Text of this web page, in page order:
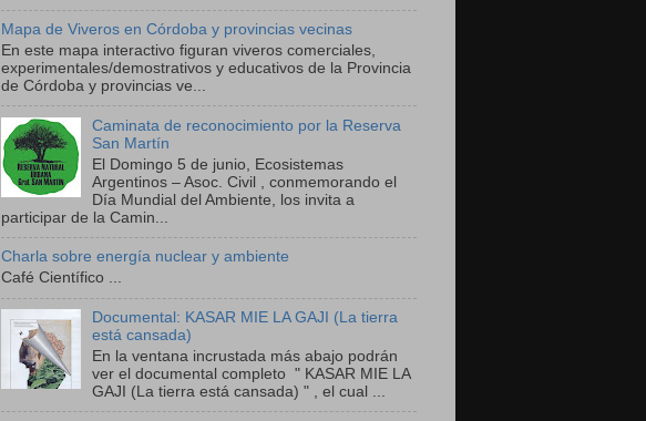
Mapa de Viveros en Córdoba y provincias vecinas
En este mapa interactivo figuran viveros comerciales,
experimentales/demostrativos y educativos de la Provincia
de Córdoba y provincias ve...
Caminata de reconocimiento por la Reserva
San Martín
El Domingo 5 de junio, Ecosistemas
Argentinos – Asoc. Civil , conmemorando el
Día Mundial del Ambiente, los invita a
participar de la Camin...
Charla sobre energía nuclear y ambiente
Café Científico ...
Documental: KASAR MIE LA GAJI (La tierra
está cansada)
En la ventana incrustada más abajo podrán
ver el documental completo " KASAR MIE LA
GAJI (La tierra está cansada) " , el cual ...